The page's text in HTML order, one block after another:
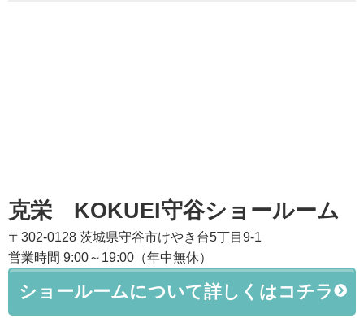
克栄 KOKUEI守谷ショールーム
〒302-0128 茨城県守谷市けやき台5丁目9-1
営業時間 9:00～19:00（年中無休）
ショールームについて詳しくはコチラ